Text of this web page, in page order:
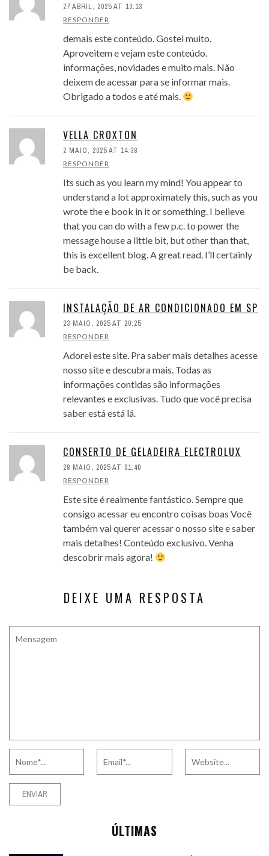
27 ABRIL, 2025 AT 10:13
RESPONDER
demais este conteúdo. Gostei muito.
Aproveitem e vejam este conteúdo.
informações, novidades e muito mais. Não
deixem de acessar para se informar mais.
Obrigado a todos e até mais.
VELLA CROXTON
2 MAIO, 2025 AT 14:38
RESPONDER
Its such as you learn my mind! You appear to
understand a lot approximately this, such as you
wrote the e book in it or something. I believe
that you can do with a few p.c. to power the
message house a little bit, but other than that,
this is excellent blog. A great read. I’ll certainly
be back.
INSTALAÇÃO DE AR CONDICIONADO EM SP
23 MAIO, 2025 AT 20:25
RESPONDER
Adorei este site. Pra saber mais detalhes acesse
nosso site e descubra mais. Todas as
informações contidas são informações
relevantes e exclusivas. Tudo que você precisa
saber está está lá.
CONSERTO DE GELADEIRA ELECTROLUX
28 MAIO, 2025 AT 01:40
RESPONDER
Este site é realmente fantástico. Sempre que
consigo acessar eu encontro coisas boas Você
também vai querer acessar o nosso site e saber
mais detalhes! Conteúdo exclusivo. Venha
descobrir mais agora!
DEIXE UMA RESPOSTA
ÚLTIMAS